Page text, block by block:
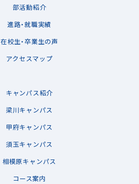
部活動紹介
進路・就職実績
在校生・卒業生の声
アクセスマップ
キャンパス紹介
梁川キャンパス
甲府キャンパス
須玉キャンパス
相模原キャンパス
コース案内